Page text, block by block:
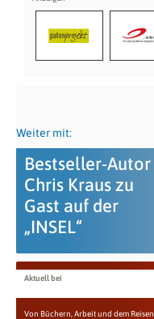
Weiter mit:
Bestseller-Autor
Chris Kraus zu
Gast auf der
„INSEL“
Aktuell bei
Von Büchern, Arbeit und dem Reisen